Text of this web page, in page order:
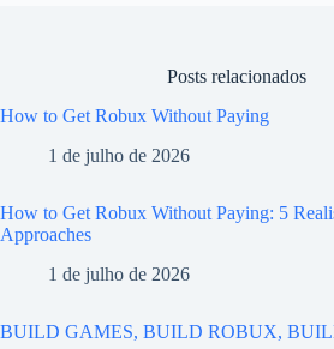
Posts relacionados
How to Get Robux Without Paying
1 de julho de 2026
How to Get Robux Without Paying: 5
Approaches
1 de julho de 2026
BUILD GAMES, BUILD ROBUX,